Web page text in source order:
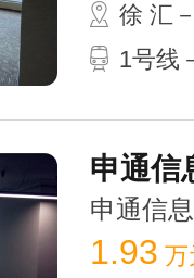
徐 汇
1号线
申通信
申通信
1.93 万